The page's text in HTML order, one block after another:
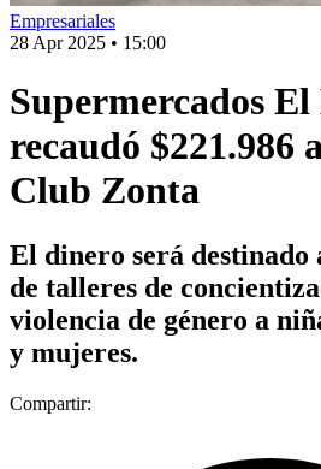
Empresariales
28 Apr 2025 • 15:00
Supermercados
recaudó $221.986
Club Zonta
El dinero será destinado
de talleres de
violencia de género a
y mujeres.
Compartir: